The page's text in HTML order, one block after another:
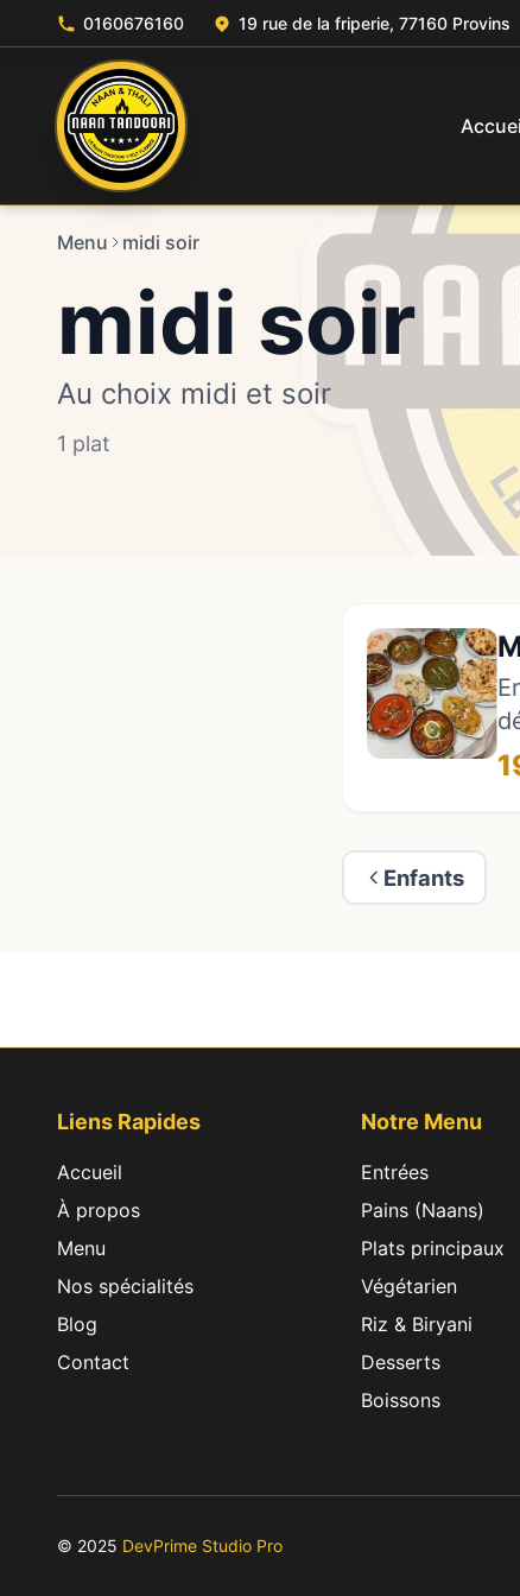
0160676160 19 rue de la friperie, 77160 Provins
Menu midi soir
midi soir
Au choix midi et soir
1 plat
Enfants
Liens Rapides
Accueil
À propos
Menu
Nos spécialités
Blog
Contact
Notre Menu
Entrées
Pains (Naans)
Plats principaux
Végétarien
Riz & Biryani
Desserts
Boissons
© 2025 DevPrime Studio Pro